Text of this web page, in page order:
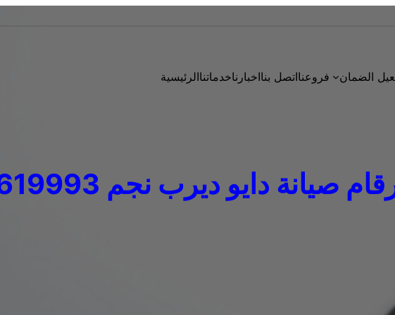
الرئيسيةخدماتنااخبارنااتصل بنافروعنا الضمان
صيانة دايو ديرب نجم 01207619993